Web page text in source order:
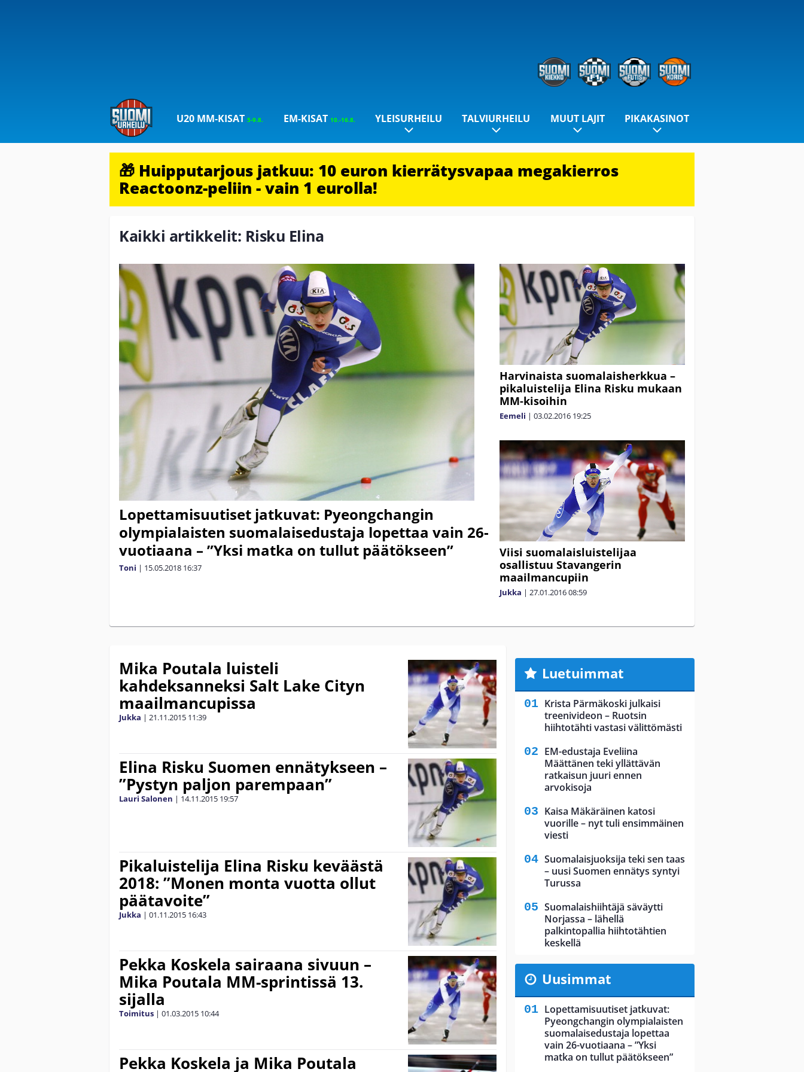
U20 MM-KISAT5-9.8. EM-KISAT 10.-16.8. YLEISURHEILU TALVIURHEILU MUUT LAJIT PIKAKASINOT
🎁 Huipputarjous jatkuu: 10 euron kierrätysvapaa megakierros
Reactoonz-peliin - vain 1 eurolla!
Kaikki artikkelit: Risku Elina
Lopettamisuutiset jatkuvat: Pyeongchangin
olympialaisten suomalaisedustaja lopettaa vain 26-
vuotiaana – ”Yksi matka on tullut päätökseen”
Toni | 15.05.2018 16:37
Harvinaista suomalaisherkkua –
pikaluistelija Elina Risku mukaan
MM-kisoihin
Eemeli | 03.02.2016 19:25
Viisi suomalaisluistelijaa
osallistuu Stavangerin
maailmancupiin
Jukka | 27.01.201608:59
Mika Poutala luisteli
kahdeksanneksi Salt Lake Cityn
maailmancupissa
Jukka | 21.11.2015 11:39
Elina Risku Suomen ennätykseen –
”Pystyn paljon parempaan”
Lauri Salonen | 14.11.2015 19:57
Pikaluistelija Elina Risku keväästä
2018: ”Monen monta vuotta ollut
päätavoite”
Jukka | 01.11.2015 16:43
Pekka Koskela sairaana sivuun –
Mika Poutala MM-sprintissä 13.
sijalla
Toimitus | 01.03.2015 10:44
Pekka Koskela ja Mika Poutala
Luetuimmat
Krista Pärmäkoski julkaisi
treenivideon – Ruotsin
hiihtotähti vastasi välittömästi
EM-edustaja Eveliina
Määttänen teki yllättävän
ratkaisun juuri ennen
arvokisoja
Kaisa Mäkäräinen katosi
vuorille – nyt tuli ensimmäinen
viesti
Suomalaisjuoksija teki sen taas
– uusi Suomen ennätys syntyi
Turussa
Suomalaishiihtäjä säväytti
Norjassa – lähellä
palkintopallia hiihtotähtien
keskellä
Uusimmat
Lopettamisuutiset jatkuvat:
Pyeongchangin olympialaisten
suomalaisedustaja lopettaa
vain 26-vuotiaana – ”Yksi
matka on tullut päätökseen”